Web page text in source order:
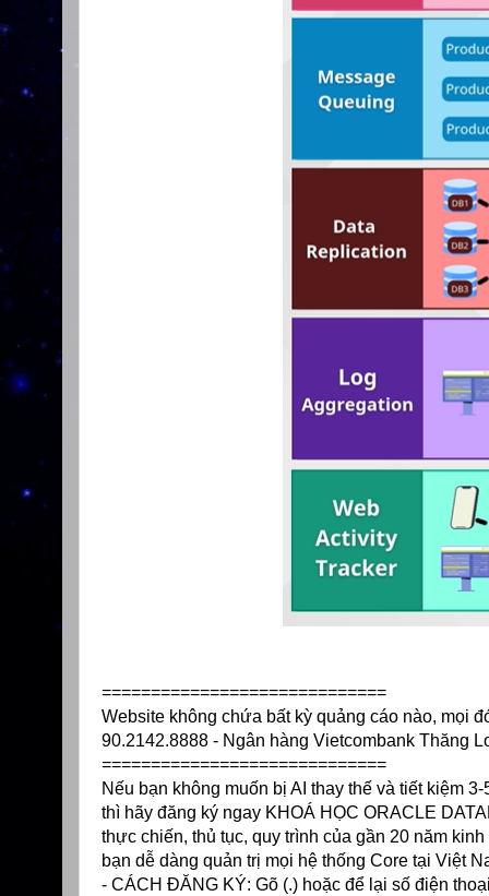
=============================
Website không chứa bất kỳ quảng cáo nào, mọi
90.2142.8888 - Ngân hàng Vietcombank Thăng
=============================
Nếu bạn không muốn bị AI thay thế và tiết kiệm
thì hãy đăng ký ngay KHOÁ HỌC ORACLE
thực chiến, thủ tục, quy trình của gần 20 năm
bạn dễ dàng quản trị mọi hệ thống Core tại Việt
- CÁCH ĐĂNG KÝ: Gõ (.) hoặc để lại số điện